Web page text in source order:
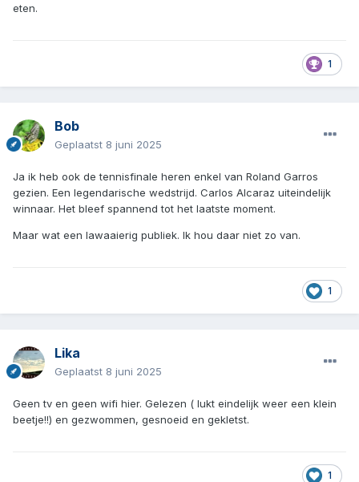
eten.
1
Bob
Geplaatst 8 juni 2025
Ja ik heb ook de tennisfinale heren enkel van Roland Garros
gezien. Een legendarische wedstrijd. Carlos Alcaraz uiteindelijk
winnaar. Het bleef spannend tot het laatste moment.
Maar wat een lawaaierig publiek. Ik hou daar niet zo van.
1
Lika
Geplaatst 8 juni 2025
Geen tv en geen wifi hier. Gelezen ( lukt eindelijk weer een klein
beetje!!) en gezwommen, gesnoeid en gekletst.
1